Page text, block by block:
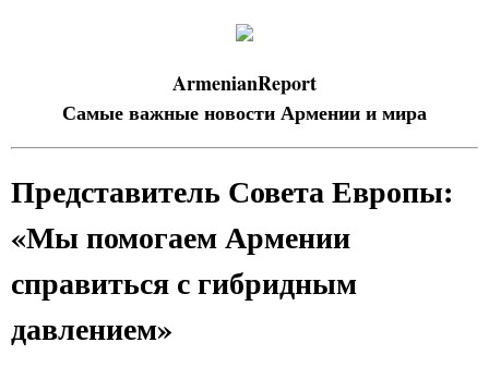
ArmenianReport
Самые важные новости Армении и мира
Представитель Совета Европы:
«Мы помогаем Армении
справиться с гибридным
давлением»